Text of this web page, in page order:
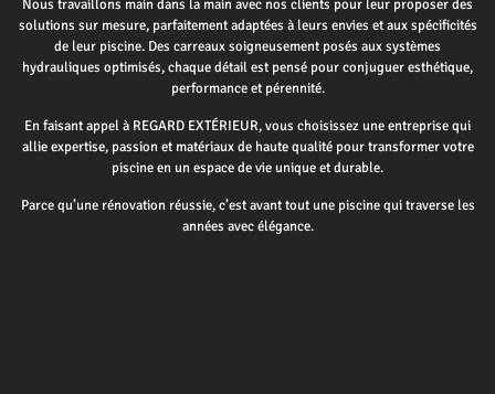
Nous travaillons main dans la main avec nos clients pour leur proposer des
solutions sur mesure, parfaitement adaptées à leurs envies et aux spécificités
de leur piscine. Des carreaux soigneusement posés aux systèmes
hydrauliques optimisés, chaque détail est pensé pour conjuguer esthétique,
performance et pérennité.
En faisant appel à REGARD EXTÉRIEUR, vous choisissez une entreprise qui
allie expertise, passion et matériaux de haute qualité pour transformer votre
piscine en un espace de vie unique et durable.
Parce qu’une rénovation réussie, c’est avant tout une piscine qui traverse les
années avec élégance.